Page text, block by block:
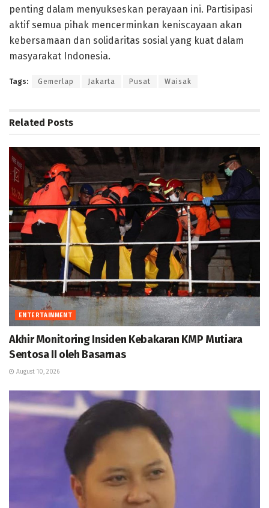
penting dalam menyukseskan perayaan ini. Partisipasi
aktif semua pihak mencerminkan keniscayaan akan
kebersamaan dan solidaritas sosial yang kuat dalam
masyarakat Indonesia.
Tags: Gemerlap Jakarta Pusat Waisak
Related Posts
ENTERTAINMENT
Akhir Monitoring Insiden Kebakaran KMP Mutiara
Sentosa II oleh Basarnas
August 10, 2026